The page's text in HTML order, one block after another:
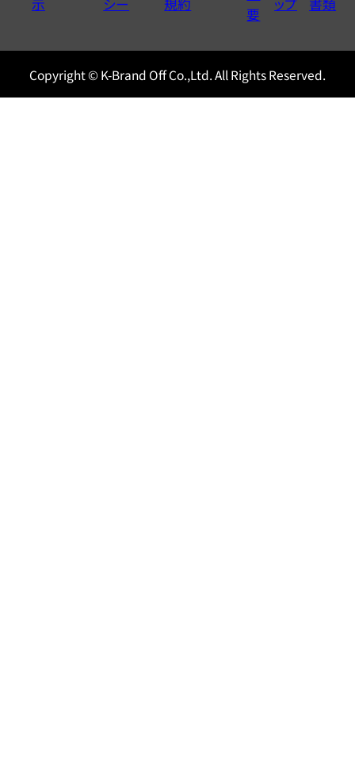
0120604117
示 シー 規約
要
ップ 書類
Copyright © K-Brand Off Co.,Ltd. All Rights Reserved.